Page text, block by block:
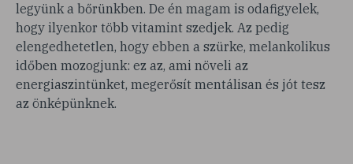
legyünk a bőrünkben. De én magam is odafigyelek,
hogy ilyenkor több vitamint szedjek. Az pedig
elengedhetetlen, hogy ebben a szürke, melankolikus
időben mozogjunk: ez az, ami növeli az
energiaszintünket, megerősít mentálisan és jót tesz
az önképünknek.